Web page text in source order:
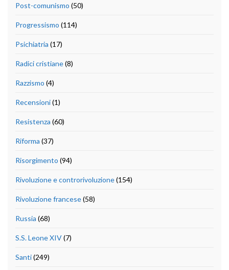
Post-comunismo (50)
Progressismo (114)
Psichiatria (17)
Radici cristiane(8)
Razzismo (4)
Recensioni(1)
Resistenza (60)
Riforma (37)
Risorgimento (94)
Rivoluzione e controrivoluzione(154)
Rivoluzione francese(58)
Russia (68)
S.S. Leone XIV(7)
Santi(249)